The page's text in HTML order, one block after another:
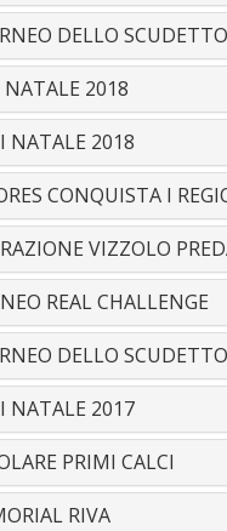
DELLO SCUDETTO
2018
NATALE 2018
CONQUISTA I
VIZZOLO
REAL CHALLENGE
DELLO SCUDETTO
NATALE 2017
PRIMI CALCI
RIVA